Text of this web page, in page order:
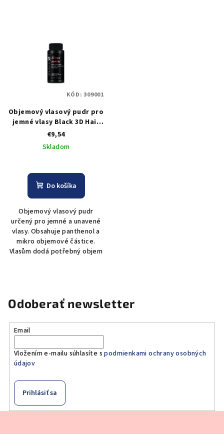
Objemový vlasový pudr pro
jemné vlasy Black 3D Hair
Powder - 8g
€9,54
Skladom
Do košíka
Objemový vlasový pudr
určený pro jemné a unavené
vlasy. Obsahuje panthenol a
mikro objemové částice.
Vlasům dodá potřebný objem
KÓD:309001
Odoberať newsletter
Email
Vložením e-mailu súhlasíte spodmienkami ochrany osobných
údajov
Prihlásiť sa